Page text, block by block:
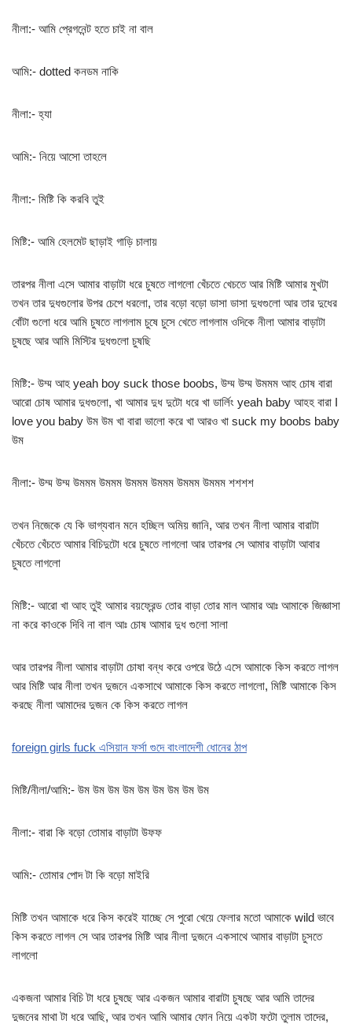
নীলা:- আমি প্রেগনেন্ট হতে চাই না বাল
আমি:- dotted কনডম নাকি
নীলা:- হ্যা
আমি:- নিয়ে আসো তাহলে
নীলা:- মিষ্টি কি করবি তুই
মিষ্টি:- আমি হেলমেট ছাড়াই গাড়ি চালায়
তারপর নীলা এসে আমার বাড়াটা ধরে চুষতে লাগলো খেঁচতে খেচতে আর মিষ্টি আমার মুখটা
তখন তার দুধগুলোর উপর চেপে ধরলো, তার বড়ো বড়ো ডাসা ডাসা দুধগুলো আর তার দুধের
বোঁটা গুলো ধরে আমি চুষতে লাগলাম চুষে চুসে খেতে লাগলাম ওদিকে নীলা আমার বাড়াটা
চুষছে আর আমি মিস্টির দুধগুলো চুষছি
মিষ্টি:- উম্ম আহ yeah boy suck those boobs, উম্ম উম্ম উমমম আহ চোষ বারা
আরো চোষ আমার দুধগুলো, খা আমার দুধ দুটো ধরে খা ডার্লিং yeah baby আহহ বারা I
love you baby উম উম খা বারা ভালো করে খা আরও খা suck my boobs baby
উম
নীলা:- উম্ম উম্ম উমমম উমমম উমমম উমমম উমমম উমমম শশশশ
তখন নিজেকে যে কি ভাগ্যবান মনে হচ্ছিল অমিয় জানি, আর তখন নীলা আমার বারাটা
খেঁচতে খেঁচতে আমার বিচিদুটো ধরে চুষতে লাগলো আর তারপর সে আমার বাড়াটা আবার
চুষতে লাগলো
মিষ্টি:- আরো খা আহ তুই আমার বয়ফ্রেন্ড তোর বাড়া তোর মাল আমার আঃ আমাকে জিজ্ঞাসা
না করে কাওকে দিবি না বাল আঃ চোষ আমার দুধ গুলো সালা
আর তারপর নীলা আমার বাড়াটা চোষা বন্ধ করে ওপরে উঠে এসে আমাকে কিস করতে লাগল
আর মিষ্টি আর নীলা তখন দুজনে একসাথে আমাকে কিস করতে লাগলো, মিষ্টি আমাকে কিস
করছে নীলা আমাদের দুজন কে কিস করতে লাগল
foreign girls fuck এসিয়ান ফর্সা গুদে বাংলাদেশী ধোনের ঠাপ
মিষ্টি/নীলা/আমি:- উম উম উম উম উম উম উম উম উম
নীলা:- বারা কি বড়ো তোমার বাড়াটা উফফ
আমি:- তোমার পোদ টা কি বড়ো মাইরি
মিষ্টি তখন আমাকে ধরে কিস করেই যাচ্ছে সে পুরো খেয়ে ফেলার মতো আমাকে wild ভাবে
কিস করতে লাগল সে আর তারপর মিষ্টি আর নীলা দুজনে একসাথে আমার বাড়াটা চুসতে
লাগলো
একজনা আমার বিচি টা ধরে চুষছে আর একজন আমার বারাটা চুষছে আর আমি তাদের
দুজনের মাথা টা ধরে আছি, আর তখন আমি আমার ফোন নিয়ে একটা ফটো তুলাম তাদের,